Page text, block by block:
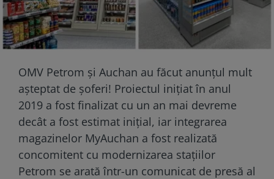
OMV Petrom şi Auchan au făcut anunțul mult
așteptat de șoferi! Proiectul inițiat în anul
2019 a fost finalizat cu un an mai devreme
decât a fost estimat inițial, iar integrarea
magazinelor MyAuchan a fost realizată
concomitent cu modernizarea stațiilor
Petrom se arată într-un comunicat de presă al